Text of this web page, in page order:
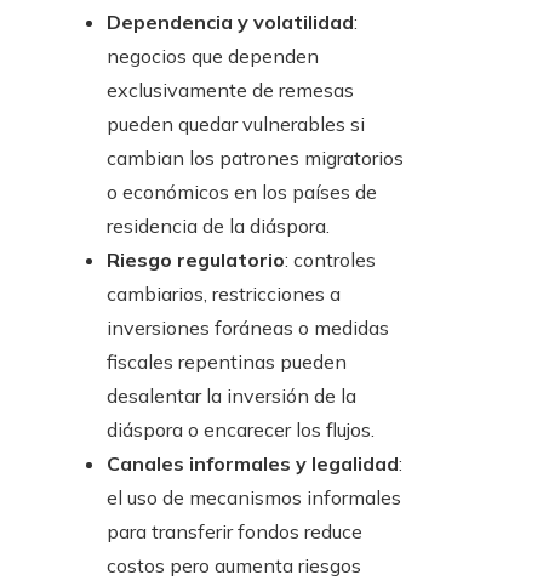
Dependencia y volatilidad:
negocios que dependen
exclusivamente de remesas
pueden quedar vulnerables si
cambian los patrones migratorios
o económicos en los países de
residencia de la diáspora.
Riesgo regulatorio: controles
cambiarios, restricciones a
inversiones foráneas o medidas
fiscales repentinas pueden
desalentar la inversión de la
diáspora o encarecer los flujos.
Canales informales y legalidad:
el uso de mecanismos informales
para transferir fondos reduce
costos pero aumenta riesgos